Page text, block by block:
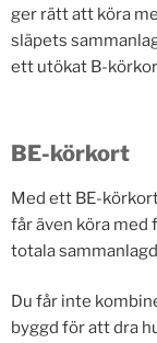
ger rätt att köra
släpets
ett utökat B-
BE-körkort
Med ett BE-
får även köra med
totala
Du får inte
byggd för att dra